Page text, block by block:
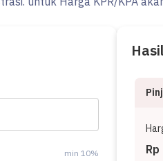
min 10% Rp